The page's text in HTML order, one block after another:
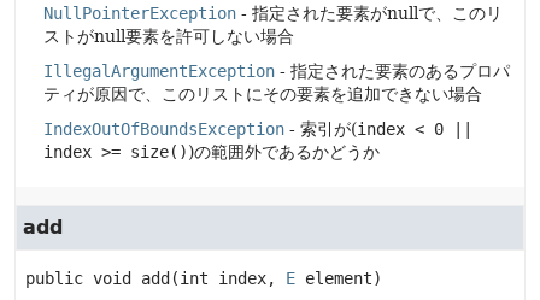
NullPointerException - 指定された要素がnullで、このリ
ストがnull要素を許可しない場合
IllegalArgumentException - 指定された要素のあるプロパ
ティが原因で、このリストにその要素を追加できない場合
IndexOutOfBoundsException - 索引が(index < 0 ||
index >= size())の範囲外であるかどうか
add
public void add (int index, E element)